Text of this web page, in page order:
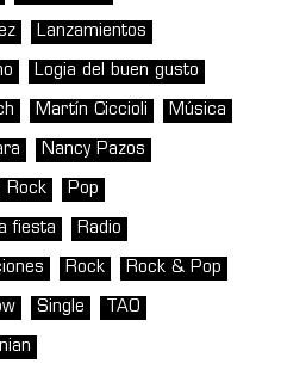
Lanzamientos
Logia del buen gusto
Martín Ciccioli Música
Nancy Pazos
Rock Pop
fiesta Radio
Rock Rock & Pop
Single TAO